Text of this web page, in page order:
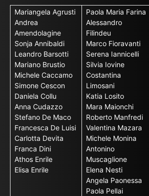
Mariangela Agrusti
Andrea
Amendolagine
Sonja Annibaldi
Leandro Barsotti
Mariano Brustio
Michele Caccamo
Simone Cescon
Daniela Collu
Anna Cudazzo
Stefano De Maco
Francesca De Luisi
Carlotta Devita
Franca Dini
Athos Enrile
Elisa Enrile
Paola Maria Farina
Alessandro
Filindeu
Marco Fioravanti
Serena Iannicelli
Silvia Iovine
Costantina
Limosani
Katia Losito
Mara Maionchi
Roberto Manfredi
Valentina Mazara
Michele Monina
Antonino
Muscaglione
Elena Nesti
Angela Paonessa
Paola Pellai